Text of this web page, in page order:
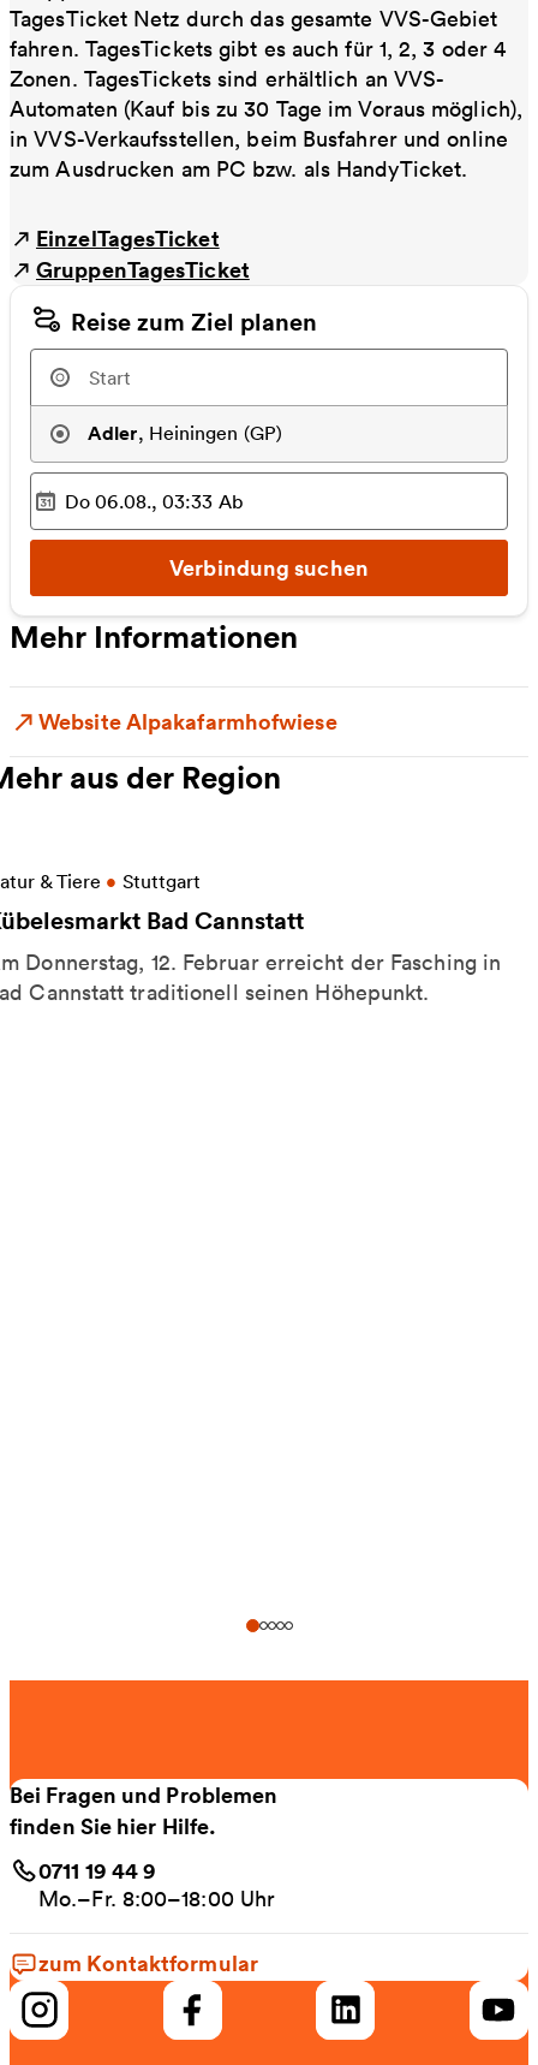
TagesTicket Netz durch das gesamte VVS-Gebiet
fahren. TagesTickets gibt es auch für 1, 2, 3 oder 4
Zonen. TagesTickets sind erhältlich an VVS-
Automaten (Kauf bis zu 30 Tage im Voraus möglich),
in VVS-Verkaufsstellen, beim Busfahrer und online
zum Ausdrucken am PC bzw. als HandyTicket.
EinzelTagesTicket
GruppenTagesTicket
Reise zum Ziel planen
Adler, Heiningen (GP)
Ausgewählter Zeitpunkt
Do 06.08., 03:33 Ab
Verbindung suchen
Mehr Informationen
Website Alpakafarmhofwiese
aus der Region
& Tiere • Stuttgart
Bad Cannstatt
Donnerstag, 12. Februar erreicht der Fasching in
Cannstatt traditionell seinen Höhepunkt.
Informationen zu Kübelesmarkt Bad
Bei Fragen und Problemen
finden Sie hier Hilfe.
0711 19 44 9
Mo.–Fr. 8:00–18:00 Uhr
zum Kontaktformular